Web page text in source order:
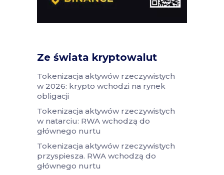
Ze świata kryptowalut
Tokenizacja aktywów rzeczywistych
w 2026: krypto wchodzi na rynek
obligacji
Tokenizacja aktywów rzeczywistych
w natarciu: RWA wchodzą do
głównego nurtu
Tokenizacja aktywów rzeczywistych
przyspiesza. RWA wchodzą do
głównego nurtu